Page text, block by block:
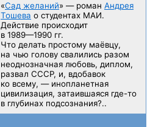
«Сад желаний» — роман Андрея
Тошева о студентах МАИ.
Действие происходит
в 1989—1990 гг.
Что делать простому маёвцу,
на чью голову свалились разом
неоднозначная любовь, диплом,
развал CCCP, и, вдобавок
ко всему, — инопланетная
цивилизация, затаившаяся где-то
в глубинах подсознания?..